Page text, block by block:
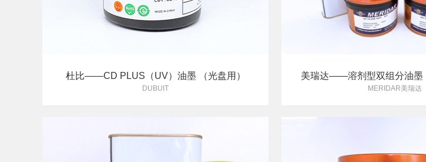
杜比——CD PLUS（UV）油墨 （光盘用）
DUBUIT
美瑞达——溶剂型双组分油墨
MERIDAR美瑞达